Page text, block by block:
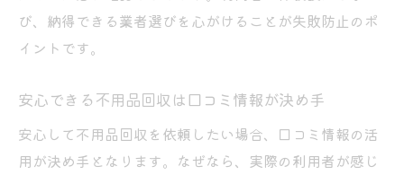
び、納得できる業者選びを心がけることが失敗防止のポ
イントです。
安心できる不用品回収は口コミ情報が決め手
安心して不用品回収を依頼したい場合、口コミ情報の活
用が決め手となります。なぜなら、実際の利用者が感じ